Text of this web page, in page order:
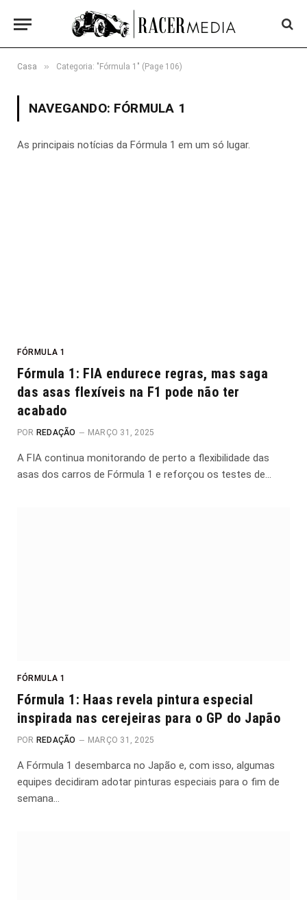
Casa » Categoria: "Fórmula 1" (Page 106)
NAVEGANDO: FÓRMULA 1
As principais notícias da Fórmula 1 em um só lugar.
FÓRMULA 1
Fórmula 1: FIA endurece regras, mas saga
das asas flexíveis na F1 pode não ter
acabado
POR REDAÇÃO MARÇO 31, 2025
A FIA continua monitorando de perto a flexibilidade das
asas dos carros de Fórmula 1 e reforçou os testes de…
FÓRMULA 1
Fórmula 1: Haas revela pintura especial
inspirada nas cerejeiras para o GP do Japão
POR REDAÇÃO MARÇO 31, 2025
A Fórmula 1 desembarca no Japão e, com isso, algumas
equipes decidiram adotar pinturas especiais para o fim de
semana…